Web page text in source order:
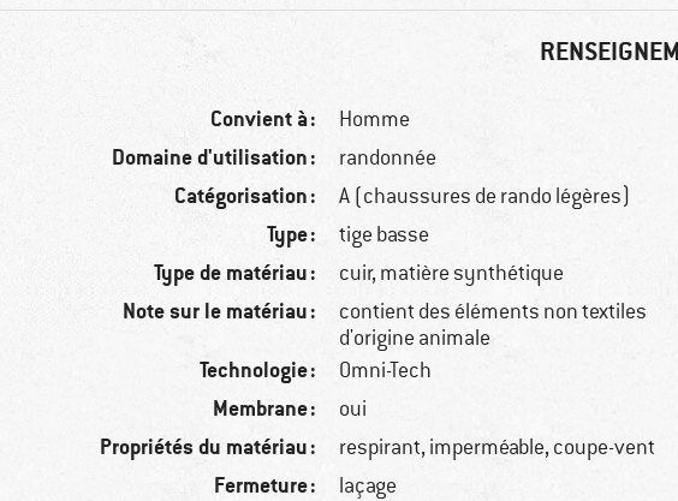
Convient à : Homme
Domaine d'utilisation : randonnée
Catégorisation : A (chaussures de rando légères)
Type : tige basse
Type de matériau : cuir, matière synthétique
Note sur le matériau :
contient des éléments non textiles
d'origine animale
Technologie : Omni-Tech
Membrane : oui
Propriétés du matériau : respirant, imperméable, coupe-vent
Fermeture : laçage